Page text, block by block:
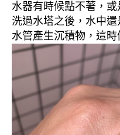
水器有時候點不著，
洗過水塔之後，水中
水管產生沉積物，這時